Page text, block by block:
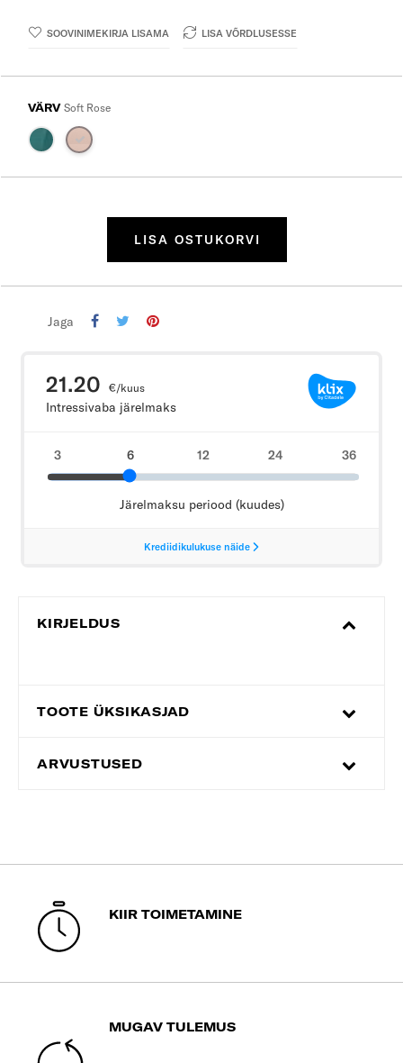
SOOVINIMEKIRJA LISAMA LISA VÕRDLUSESSE
VÄRV Soft Rose
LISA OSTUKORVI
Jaga
KIRJELDUS
TOOTE ÜKSIKASJAD
ARVUSTUSED
KIIR TOIMETAMINE
MUGAV TULEMUS